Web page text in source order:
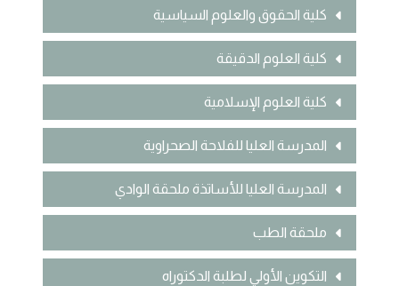
كلية الحقوق والعلوم السياسية
كلية العلوم الدقيقة
كلية العلوم الإسلامية
المدرسة العليا للفلاحة الصحراوية
المدرسة العليا للأساتذة ملحقة الوادي
ملحقة الطب
التكوين الأولي لطلبة الدكتوراه